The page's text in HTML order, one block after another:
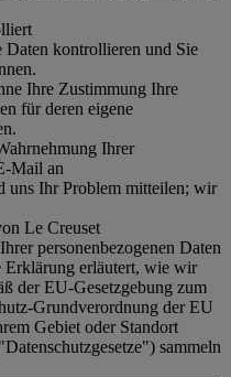
Daten kontrollieren und Sie
Ihre Zustimmung Ihre
für deren eigene
Ihrer
Mail an
uns Ihr Problem mitteilen; wir
Le Creuset
personenbezogenen Daten
Erklärung erläutert, wie wir
der EU-Gesetzgebung zum
Grundverordnung der EU
Gebiet oder Standort
Datenschutzgesetze") sammeln